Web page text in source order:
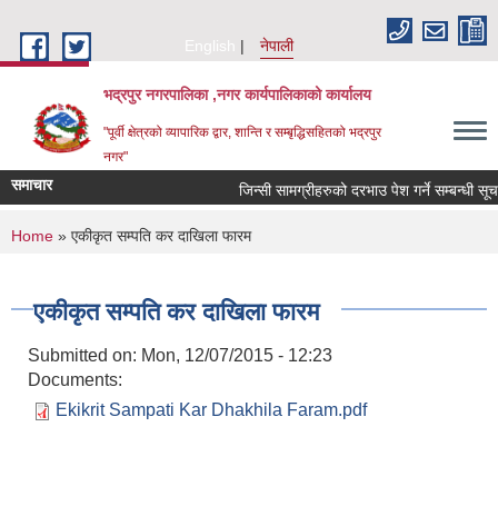
English
नेपाली
भद्रपुर नगरपालिका ,नगर कार्यपालिकाको कार्यालय
"पूर्वी क्षेत्रको व्यापारिक द्वार, शान्ति र सम्बृद्धिसहितको भद्रपुर
नगर"
समाचार जिन्सी सामग्रीहरुको दरभाउ पेश गर्ने सम्बन्धी सूचना
You are here
Home » एकीकृत सम्पति कर दाखिला फारम
एकीकृत सम्पति कर दाखिला फारम
Submitted on: Mon, 12/07/2015 - 12:23
Documents:
Ekikrit Sampati Kar Dhakhila Faram.pdf